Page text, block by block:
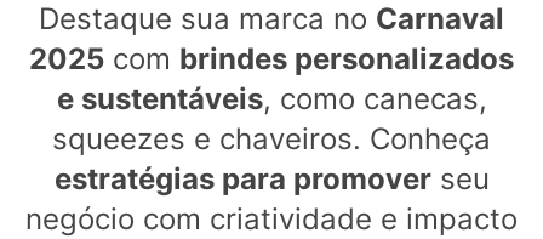
Destaque sua marca no Carnaval
2025 com brindes personalizados
e sustentáveis, como canecas,
squeezes e chaveiros. Conheça
estratégias para promoverseu
negócio com criatividade e impacto